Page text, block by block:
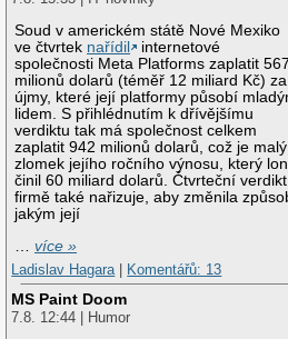
Soud v americkém státě Nové Mexiko
ve čtvrtek nařídil
internetové
společnosti Meta Platforms zaplatit 567
milionů dolarů (téměř 12 miliard Kč) za
újmy, které její platformy působí
lidem. S přihlédnutím k dřívějšímu
verdiktu tak má společnost celkem
zaplatit 942 milionů dolarů, což je malý
zlomek jejího ročního výnosu, který
činil 60 miliard dolarů. Čtvrteční verdikt
firmě také nařizuje, aby změnila
jakým její
…více »
Ladislav Hagara| Komentářů: 13
MS Paint Doom
7.8. 12:44 | Humor